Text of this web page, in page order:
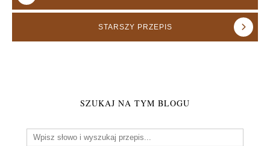
STARSZY PRZEPIS
SZUKAJ NA TYM BLOGU